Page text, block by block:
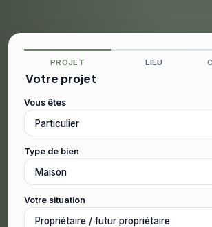
PROJET LIEU
Votre projet
Vous êtes
Type de bien
Votre situation